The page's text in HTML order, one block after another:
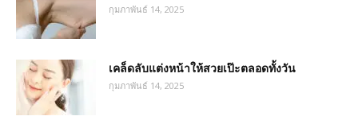
กุมภาพันธ์ 14, 2025
เคล็ดลับแต่งหน้าให้สวยเป๊ะตลอดทั้งวัน
กุมภาพันธ์ 14, 2025